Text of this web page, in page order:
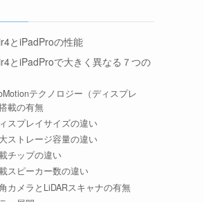
とiPadProの性能
とiPadProで大きく異なる７つの
テクノロジー（ディスプレ
載の有無
スプレイサイズの違い
ストレージ容量の違い
チップの違い
スピーカー数の違い
カメラとLiDARスキャナの有無